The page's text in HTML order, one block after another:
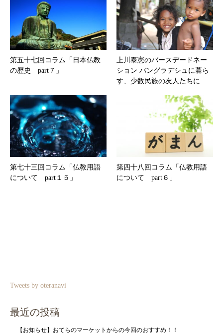
第五十七回コラム「日本仏教
の歴史 part７」
上川泰憲のバースデードネー
ション バングラデシュに暮ら
す、少数民族の友人たちに…
第七十三回コラム「仏教用語
について part１５」
第四十八回コラム「仏教用語
について part６」
Tweets by oteranavi
最近の投稿
【お知らせ】おてらのマーケットからの今回のおすすめ！！